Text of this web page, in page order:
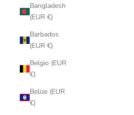
Bangladesh
(EUR €)
Barbados
(EUR €)
Belgio (EUR
€)
Belize (EUR
€)